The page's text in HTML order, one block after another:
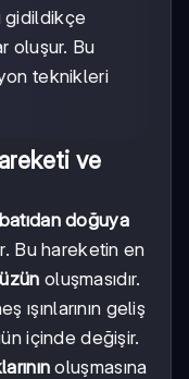
gidildikçe
oluşur. Bu
teknikleri
ve
batıdan doğuya
Bu hareketin en
oluşmasıdır.
ışınlarının geliş
içinde değişir.
oluşmasına